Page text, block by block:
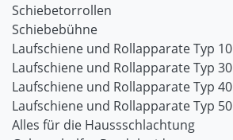
Schiebetorrollen
Schiebebühne
Laufschiene und Rollapparate Typ 10
Laufschiene und Rollapparate Typ 30
Laufschiene und Rollapparate Typ 40
Laufschiene und Rollapparate Typ 50
Alles für die Haussschlachtung